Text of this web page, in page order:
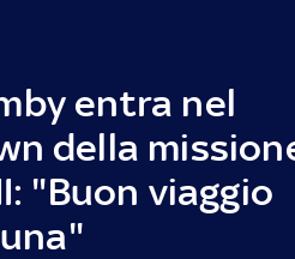
entra nel
della
"Buon viaggio